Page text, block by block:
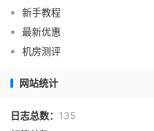
新手教程
最新优惠
机房测评
网站统计
日志总数： 135